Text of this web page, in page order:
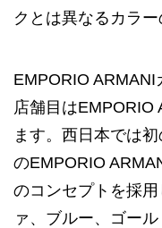
クとは異なるカラー
EMPORIO
店舗目はEMPORIO
ます。西日本では
のEMPORIO
のコンセプトを採
ァ、ブルー、ゴー